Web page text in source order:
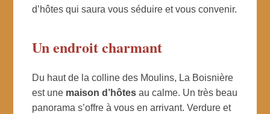
d’hôtes qui saura vous séduire et vous convenir.
Un endroit charmant
Du haut de la colline des Moulins, La Boisnière
est une maison d’hôtes au calme. Un très beau
panorama s’offre à vous en arrivant. Verdure et